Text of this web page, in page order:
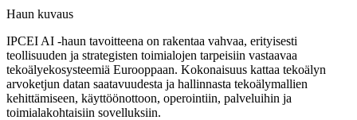
Haun kuvaus
IPCEI AI -haun tavoitteena on rakentaa vahvaa, erityisesti
teollisuuden ja strategisten toimialojen tarpeisiin vastaavaa
tekoälyekosysteemiä Eurooppaan. Kokonaisuus kattaa tekoälyn
arvoketjun datan saatavuudesta ja hallinnasta tekoälymallien
kehittämiseen, käyttöönottoon, operointiin, palveluihin ja
toimialakohtaisiin sovelluksiin.